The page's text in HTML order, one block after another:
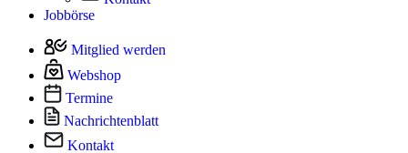
Jobbörse
Mitglied werden
Webshop
Termine
Nachrichtenblatt
Kontakt